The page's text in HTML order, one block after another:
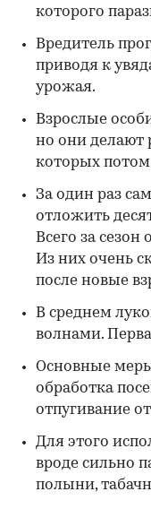
которого
Вредитель
приводя к
урожая.
Взрослые
но они делают
которых
За один раз
отложить
Всего за сезон
Из них очень
после новые
В среднем
волнами.
Основные
обработка
отпугивание
Для этого
вроде сильно
полыни,